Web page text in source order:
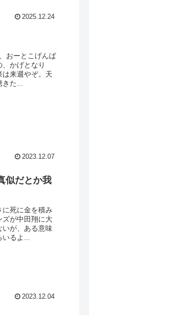
2025.12.24
おーとこげんば
かげとなり
来週やぞ。天
た...
2023.12.07
似だとか我
死に金を積み
ズが中田翔に大
いが、ある意味
いるよ...
2023.12.04